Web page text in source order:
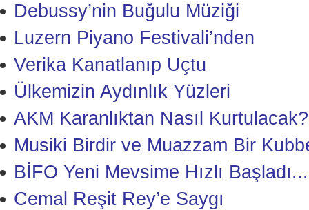
Debussy’nin Buğulu Müziği
Luzern Piyano Festivali’nden
Verika Kanatlanıp Uçtu
Ülkemizin Aydınlık Yüzleri
AKM Karanlıktan Nasıl Kurtulacak?
Musiki Birdir ve Muazzam Bir
BİFO Yeni Mevsime Hızlı Başladı...
Cemal Reşit Rey’e Saygı